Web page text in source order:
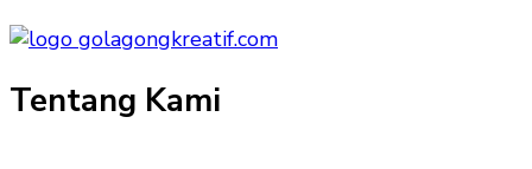
Tentang Kami